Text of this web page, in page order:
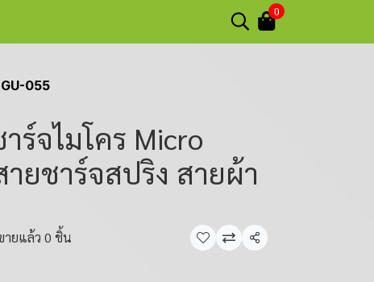
0
055
ร์จไมโคร Micro
ายชาร์จสปริง สายผ้า
ายแล้ว 0 ชิ้น
แชร์